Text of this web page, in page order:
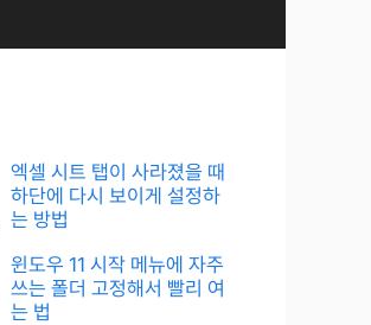
엑셀 시트 탭이 사라졌을 때
하단에 다시 보이게 설정하
는 방법
윈도우 11 시작 메뉴에 자주
쓰는 폴더 고정해서 빨리 여
는 법